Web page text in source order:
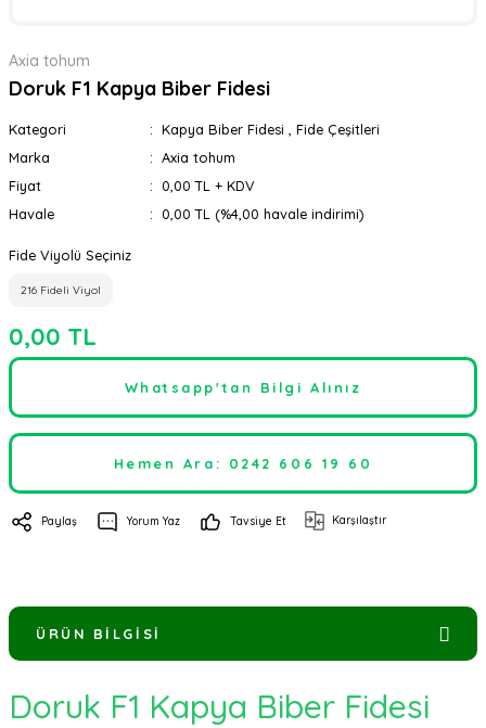
Axia tohum
Doruk F1 Kapya Biber Fidesi
Kategori Kapya Biber Fidesi
Fide Çeşitleri
Marka
Axia tohum
Fiyat
0,00 TL + KDV
Havale
0,00 TL (%4,00 havale indirimi)
Fide Viyolü Seçiniz
216 Fideli Viyol
0,00 TL
Whatsapp'tan Bilgi Alınız
Hemen Ara: 0242 606 19 60
Paylaş Yorum Yaz Tavsiye Et Karşılaştır
ÜRÜN BILGISI
Doruk F1 Kapya Biber Fidesi